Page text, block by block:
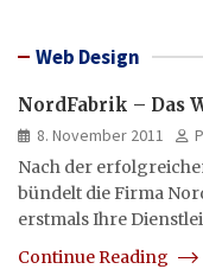
Web Design
NordFabrik – Das
8. November 2011
Nach der
bündelt die Firma
erstmals Ihre
Continue Reading